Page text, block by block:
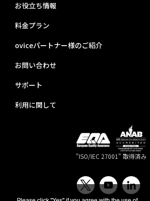
お役立ち情報
料金プラン
oviceパートナー様のご紹介
お問い合わせ
サポート
利用に関して
"ISO/IEC 27001" 取得済み